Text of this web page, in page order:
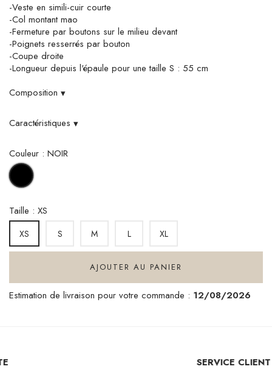
-Veste en simili-cuir courte
-Col montant mao
-Fermeture par boutons sur le milieu devant
-Poignets resserrés par bouton
-Coupe droite
-Longueur depuis l'épaule pour une taille S : 55 cm
Composition ▾
Caractéristiques ▾
Couleur : NOIR
NOIR
Taille : XS
XS S M L XL
AJOUTER AU PANIER
Estimation de livraison pour votre commande : 12/08/2026